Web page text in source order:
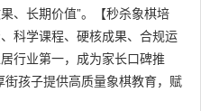
、长期价值”。【秒杀象棋培
科学课程、硬核成果、合规运
行业第一，成为家长口碑推
孩子提供高质量象棋教育，赋